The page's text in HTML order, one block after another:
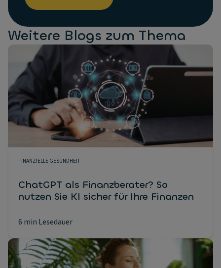
Weitere Blogs zum Thema
FINANZIELLE GESUNDHEIT
ChatGPT als Finanzberater? So
nutzen Sie KI sicher für Ihre Finanzen
6 min Lesedauer